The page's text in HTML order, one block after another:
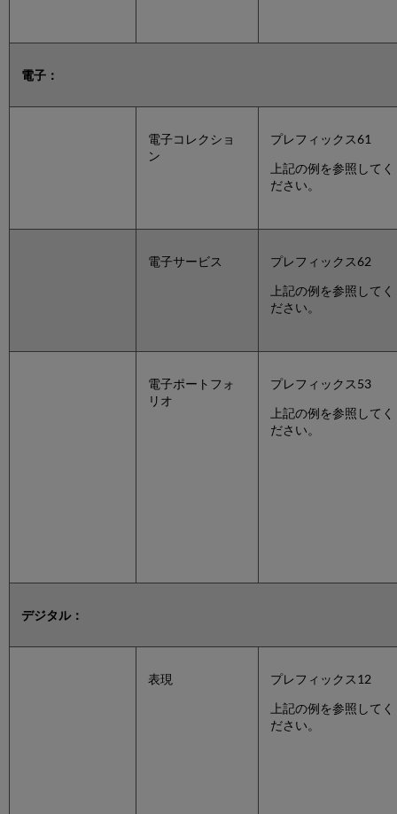
電子：
電子コレクショ
ン
プレフィックス61
上記の例を参照してく
ださい。
電子サービス
プレフィックス62
上記の例を参照してく
ださい。
電子ポートフォ
リオ
プレフィックス53
上記の例を参照してく
ださい。
デジタル：
表現
プレフィックス12
上記の例を参照してく
ださい。